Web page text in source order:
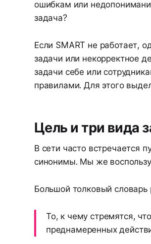
ошибкам или
задача?
Если SMART не работает,
задачи или некорректное
задачи себе или
правилами. Для этого
Цель и три вида
В сети часто встречается
синонимы. Мы же
Большой толковый словарь
То, к чему стремятся,
преднамеренных